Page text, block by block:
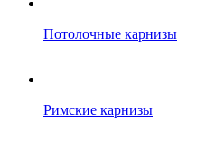
Потолочные карнизы
Римские карнизы